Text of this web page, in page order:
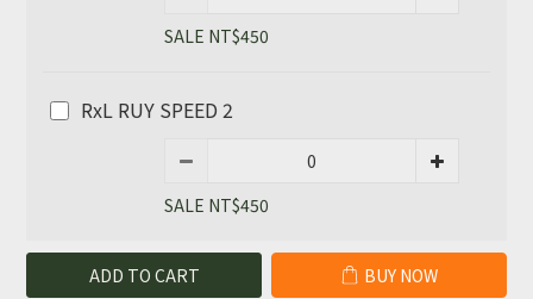
SALE NT$450
RxL RUY SPEED 2
SALE NT$450
ADD TO CART BUY NOW